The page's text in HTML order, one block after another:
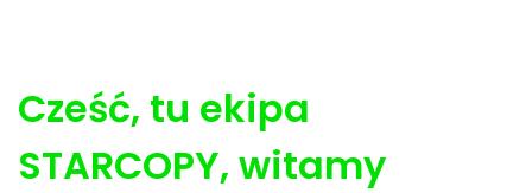
Cześć, tu ekipa
STARCOPY, witamy